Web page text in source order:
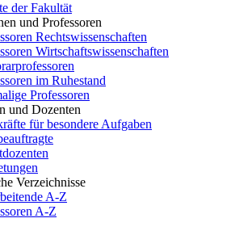
der Fakultät
und Professoren
Rechtswissenschaften
Wirtschaftswissenschaften
im Ruhestand
Professoren
und Dozenten
für besondere Aufgaben
Verzeichnisse
A-Z
A-Z